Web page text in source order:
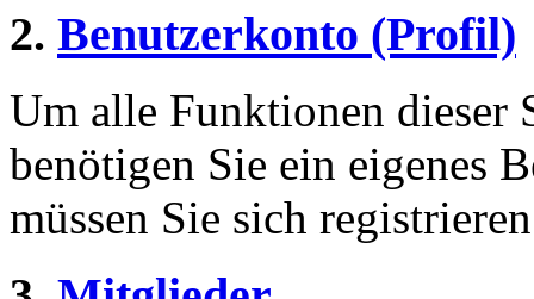
2. Benutzerkonto (Profil)
Um alle Funktionen dieser
benötigen Sie ein eigenes
müssen Sie sich